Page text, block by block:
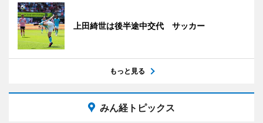
上田綺世は後半途中交代 サッカー
もっと見る
みん経トピックス